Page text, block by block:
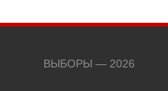
ВЫБОРЫ — 2026